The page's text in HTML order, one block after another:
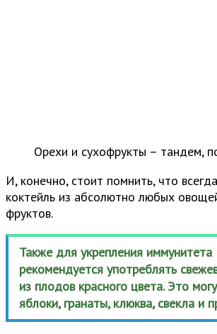
Орехи и сухофрукты – тандем,
И, конечно, стоит помнить, что
коктейль из абсолютно любых
фруктов.
Также для укрепления иммунитета
рекомендуется употреблять
из плодов красного цвета. Это
яблоки, гранаты, клюква, свекла и